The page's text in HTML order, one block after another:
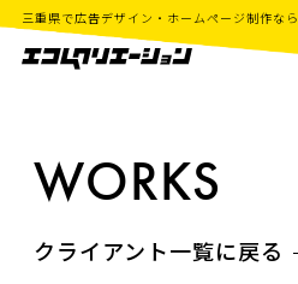
三重県で広告デザイン・ホームページ制作なら
WORKS
クライアント一覧に戻る